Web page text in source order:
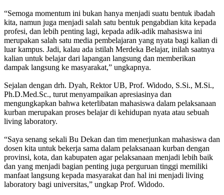
“Semoga momentum ini bukan hanya menjadi suatu bentuk ibadah
kita, namun juga menjadi salah satu bentuk pengabdian kita kepada
profesi, dan lebih penting lagi, kepada adik-adik mahasiswa ini
merupakan salah satu media pembelajaran yang nyata bagi kalian di
luar kampus. Jadi, kalau ada istilah Merdeka Belajar, inilah saatnya
kalian untuk belajar dari lapangan langsung dan memberikan
dampak langsung ke masyarakat,” ungkapnya.
Sejalan dengan drh. Dyah, Rektor UB, Prof. Widodo, S.Si., M.Si.,
Ph.D.Med.Sc., turut menyampaikan apresiasinya dan
mengungkapkan bahwa keterlibatan mahasiswa dalam pelaksanaan
kurban merupakan proses belajar di kehidupan nyata atau sebuah
living laboratory.
“Saya senang sekali Bu Dekan dan tim menerjunkan mahasiswa dan
dosen kita untuk bekerja sama dalam pelaksanaan kurban dengan
provinsi, kota, dan kabupaten agar pelaksanaan menjadi lebih baik
dan yang menjadi bagian penting juga perguruan tinggi memiliki
manfaat langsung kepada masyarakat dan hal ini menjadi living
laboratory bagi universitas,” ungkap Prof. Widodo.